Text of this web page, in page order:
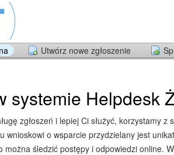
Utwórz nowe zgłoszenie
systemie Helpdesk
zgłoszeń i lepiej Ci służyć, korzystamy z
wnioskowi o wsparcie przydzielany jest
można śledzić postępy i odpowiedzi online.